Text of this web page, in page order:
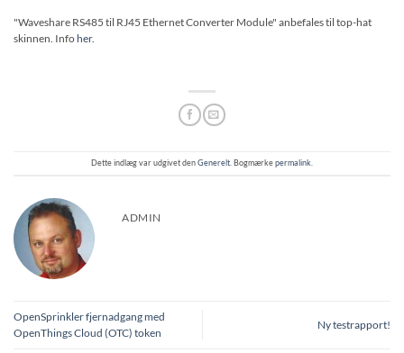
"Waveshare RS485 til RJ45 Ethernet Converter Module" anbefales til top-hat
skinnen. Infoher.
Dette indlæg var udgivet denGenerelt. Bogmærkepermalink.
ADMIN
OpenSprinkler fjernadgang med
OpenThings Cloud (OTC) token
Ny testrapport!